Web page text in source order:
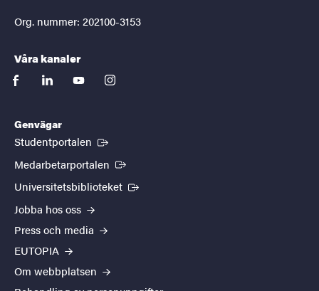
Org. nummer: 202100-3153
Våra kanaler
facebooklinkedinyoutubeinstagram
Genvägar
Studentportalen (Extern länk)
Medarbetarportalen (Extern länk)
Universitetsbiblioteket (Extern länk)
Jobba hos oss
Press och media
EUTOPIA
Om webbplatsen